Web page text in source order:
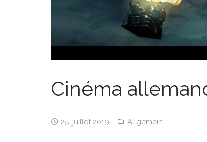
Cinéma
25. juillet 2019 Allgemein